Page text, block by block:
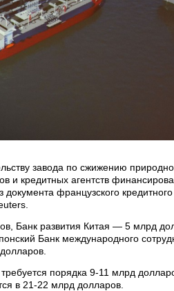
завода по сжижению
и кредитных агентств
французского кредитного
Банк развития Китая — 5 млрд
Банк международного
порядка 9-11 млрд
в 21-22 млрд долларов.